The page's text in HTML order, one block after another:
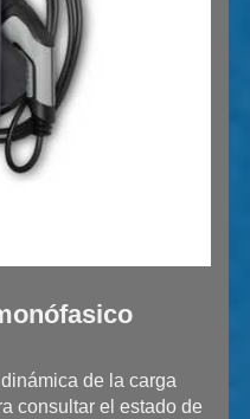
de la carga
consultar el estado de